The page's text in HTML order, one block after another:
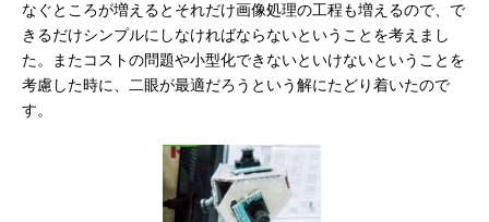
なぐところが増えるとそれだけ画像処理の工程も増えるので、で
きるだけシンプルにしなければならないということを考えまし
た。またコストの問題や小型化できないといけないということを
考慮した時に、二眼が最適だろうという解にたどり着いたので
す。